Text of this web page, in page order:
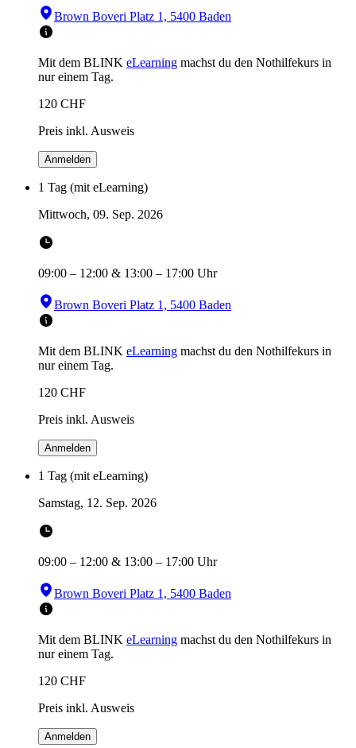
Brown Boveri Platz 1, 5400 Baden
Mit dem BLINK eLearning machst du den Nothilfekurs in
nur einem Tag.
120 CHF
Preis inkl. Ausweis
Anmelden
1 Tag (mit eLearning)
Mittwoch, 09. Sep. 2026
09:00 – 12:00 & 13:00 – 17:00 Uhr
Brown Boveri Platz 1, 5400 Baden
Mit dem BLINK eLearning machst du den Nothilfekurs in
nur einem Tag.
120 CHF
Preis inkl. Ausweis
Anmelden
1 Tag (mit eLearning)
Samstag, 12. Sep. 2026
09:00 – 12:00 & 13:00 – 17:00 Uhr
Brown Boveri Platz 1, 5400 Baden
Mit dem BLINK eLearning machst du den Nothilfekurs in
nur einem Tag.
120 CHF
Preis inkl. Ausweis
Anmelden